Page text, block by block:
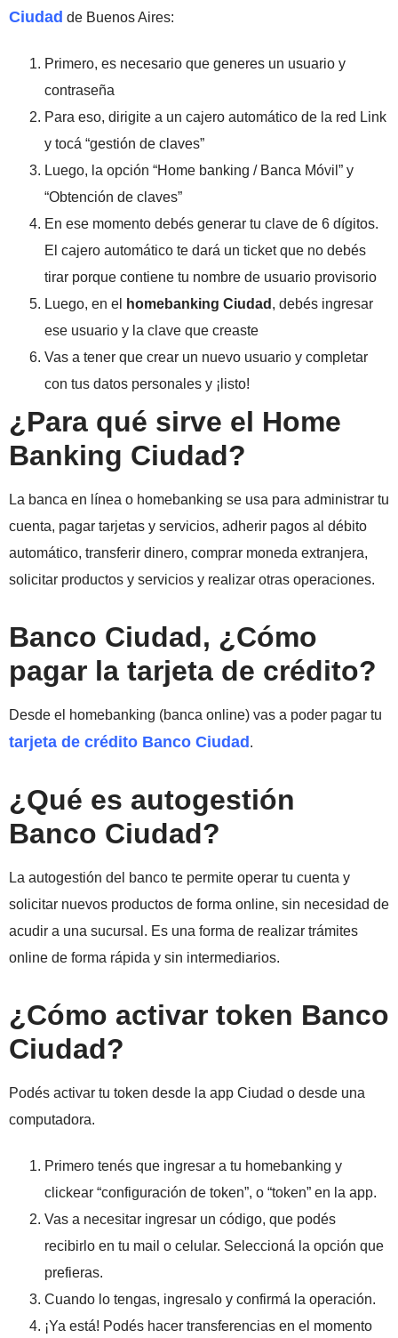
Ciudad de Buenos Aires:
Primero, es necesario que generes un usuario y
contraseña
Para eso, dirigite a un cajero automático de la red Link
y tocá “gestión de claves”
Luego, la opción “Home banking / Banca Móvil” y
“Obtención de claves”
En ese momento debés generar tu clave de 6 dígitos.
El cajero automático te dará un ticket que no debés
tirar porque contiene tu nombre de usuario provisorio
Luego, en el
homebanking Ciudad , debés ingresar
ese usuario y la clave que creaste
Vas a tener que crear un nuevo usuario y completar
con tus datos personales y ¡listo!
¿Para qué sirve el Home
Banking Ciudad?
La banca en línea o homebanking se usa para administrar tu
cuenta, pagar tarjetas y servicios, adherir pagos al débito
automático, transferir dinero, comprar moneda extranjera,
solicitar productos y servicios y realizar otras operaciones.
Banco Ciudad, ¿Cómo
pagar la tarjeta de crédito?
Desde el homebanking (banca online) vas a poder pagar tu
tarjeta de crédito Banco Ciudad .
¿Qué es autogestión
Banco Ciudad?
La autogestión del banco te permite operar tu cuenta y
solicitar nuevos productos de forma online, sin necesidad de
acudir a una sucursal. Es una forma de realizar trámites
online de forma rápida y sin intermediarios.
¿Cómo activar token Banco
Ciudad?
Podés activar tu token desde la app Ciudad o desde una
computadora.
Primero tenés que ingresar a tu homebanking y
clickear “configuración de token”, o “token” en la app.
Vas a necesitar ingresar un código, que podés
recibirlo en tu mail o celular. Seleccioná la opción que
prefieras.
Cuando lo tengas, ingresalo y confirmá la operación.
¡Ya está! Podés hacer transferencias en el momento